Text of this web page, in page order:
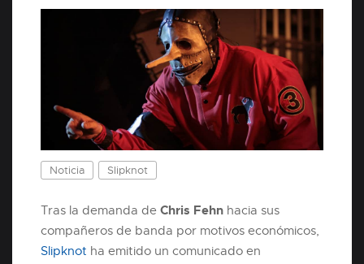
Noticia Slipknot
Tras la demanda de Chris Fehn hacia sus
compañeros de banda por motivos económicos,
Slipknot ha emitido un comunicado en